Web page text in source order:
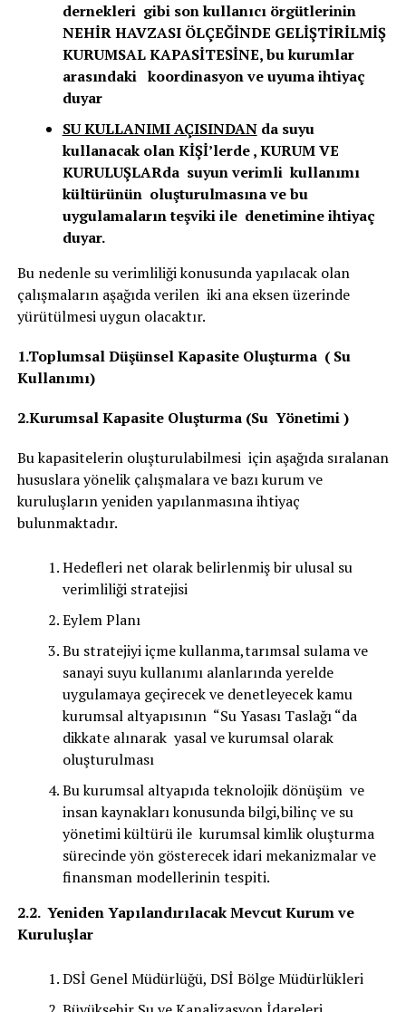
dernekleri gibi son kullanıcı örgütlerinin
NEHİR HAVZASI ÖLÇEĞİNDE GELİŞTİRİLMİŞ
KURUMSAL KAPASİTESİNE, bu kurumlar
arasındaki koordinasyon ve uyuma ihtiyaç
duyar
SU KULLANIMI AÇISINDANda suyu
kullanacak olan KİŞİ’lerde , KURUM VE
KURULUŞLARda suyun verimli kullanımı
kültürünün oluşturulmasına ve bu
uygulamaların teşviki ile denetimine ihtiyaç
duyar.
Bu nedenle su verimliliği konusunda yapılacak olan
çalışmaların aşağıda verilen iki ana eksen üzerinde
yürütülmesi uygun olacaktır.
1.Toplumsal Düşünsel Kapasite Oluşturma ( Su
Kullanımı)
2.Kurumsal Kapasite Oluşturma (Su Yönetimi )
Bu kapasitelerin oluşturulabilmesi için aşağıda sıralanan
hususlara yönelik çalışmalara ve bazı kurum ve
kuruluşların yeniden yapılanmasına ihtiyaç
bulunmaktadır.
Hedefleri net olarak belirlenmiş bir ulusal su
verimliliği stratejisi
Eylem Planı
Bu stratejiyi içme kullanma,tarımsal sulama ve
sanayi suyu kullanımı alanlarında yerelde
uygulamaya geçirecek ve denetleyecek kamu
kurumsal altyapısının “Su Yasası Taslağı “da
dikkate alınarak yasal ve kurumsal olarak
oluşturulması
Bu kurumsal altyapıda teknolojik dönüşüm ve
insan kaynakları konusunda bilgi,bilinç ve su
yönetimi kültürü ile kurumsal kimlik oluşturma
sürecinde yön gösterecek idari mekanizmalar ve
finansman modellerinin tespiti.
2.2. Yeniden Yapılandırılacak Mevcut Kurum ve
Kuruluşlar
DSİ Genel Müdürlüğü, DSİ Bölge Müdürlükleri